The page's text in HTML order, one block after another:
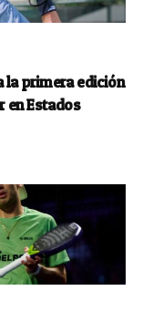
la primera edición
en Estados